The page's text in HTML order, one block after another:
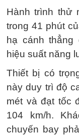
Hành trình thử
trong 41 phút
hạ cánh thẳng
hiệu suất năng
Thiết bị có
này duy trì độ
mét và đạt tốc
104 km/h.
chuyến bay